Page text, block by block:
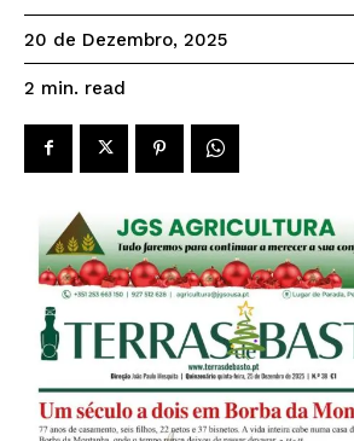
20 de Dezembro, 2025
2 min. read